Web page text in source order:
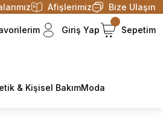
Afişlerimiz Bize Ulaşın
Giriş Yap Sepetim
& Kişisel BakımModa